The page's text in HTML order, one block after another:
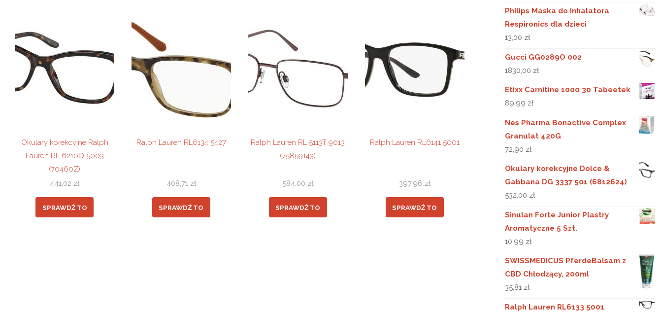
Okulary korekcyjne Ralph
Lauren RL 6210Q 5003
(70460Z)
441,02 zł
SPRAWDŹ TO
Ralph Lauren RL6134 5427
408,71 zł
SPRAWDŹ TO
Ralph Lauren RL 5113T 9013
(75859143)
584,00 zł
SPRAWDŹ TO
Ralph Lauren RL6141 5001
397,96 zł
SPRAWDŹ TO
Philips Maska do Inhalatora
Respironics dla dzieci
13,00 zł
Gucci GG0289O 002
1830,00 zł
Etixx Carnitine 1000 30 Tabeetek
89,99 zł
Nes Pharma Bonactive Complex
Granulat 420G
72,90 zł
Okulary korekcyjne Dolce &
Gabbana DG 3337 501 (6812624)
532,00 zł
Sinulan Forte Junior Plastry
Aromatyczne 5 Szt.
10,99 zł
SWISSMEDICUS PferdeBalsam z
CBD Chłodzący, 200ml
35,81 zł
Ralph Lauren RL6133 5001